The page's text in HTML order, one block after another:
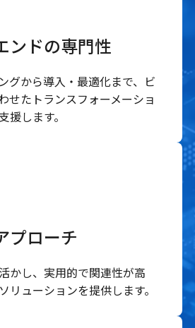
ンドの専門性
グから導入・最適化まで、ビ
せたトランスフォーメーショ
援します。
プローチ
かし、実用的で関連性が高
リューションを提供します。